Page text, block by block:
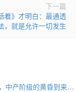
下一篇
着》才明白：最通透
，就是允许一切发生
2028年全球智力危机：当人类智力不再稀缺，中产阶级的黄昏到来？